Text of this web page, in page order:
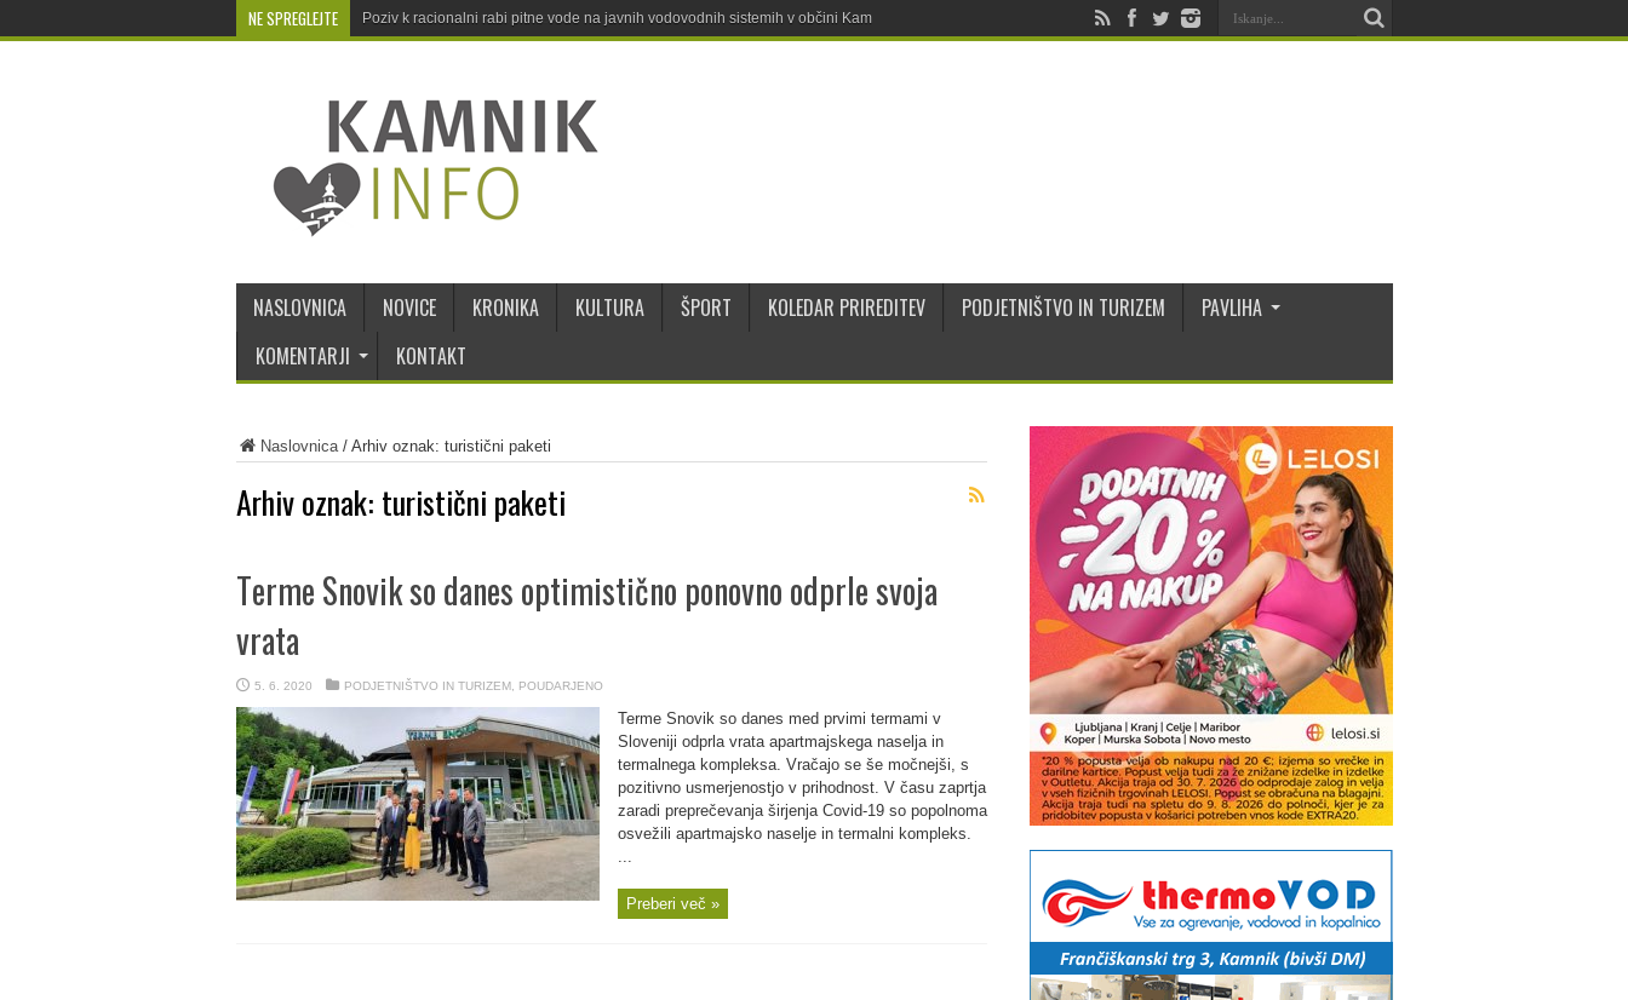
NE SPREGLEJTE Poziv k racionalni rabi pitne vode na javnih vodovodnih sistemih v občini Kamnik
NASLOVNICA NOVICE KRONIKA KULTURA ŠPORT KOLEDAR PRIREDITEV PODJETNIŠTVO IN TURIZEM
PAVLIHA
KOMENTARJI
KONTAKT
Naslovnica/ Arhiv oznak: turistični paketi
Arhiv oznak: turistični paketi
Terme Snovik so danes optimistično ponovno odprle svoja
vrata
5. 6. 2020 PODJETNIŠTVO IN TURIZEM, POUDARJENO
Terme Snovik so danes med prvimi termami v
Sloveniji odprla vrata apartmajskega naselja in
termalnega kompleksa. Vračajo se še močnejši, s
pozitivno usmerjenostjo v prihodnost. V času zaprtja
zaradi preprečevanja širjenja Covid-19 so popolnoma
osvežili apartmajsko naselje in termalni kompleks.
...
Preberi več »